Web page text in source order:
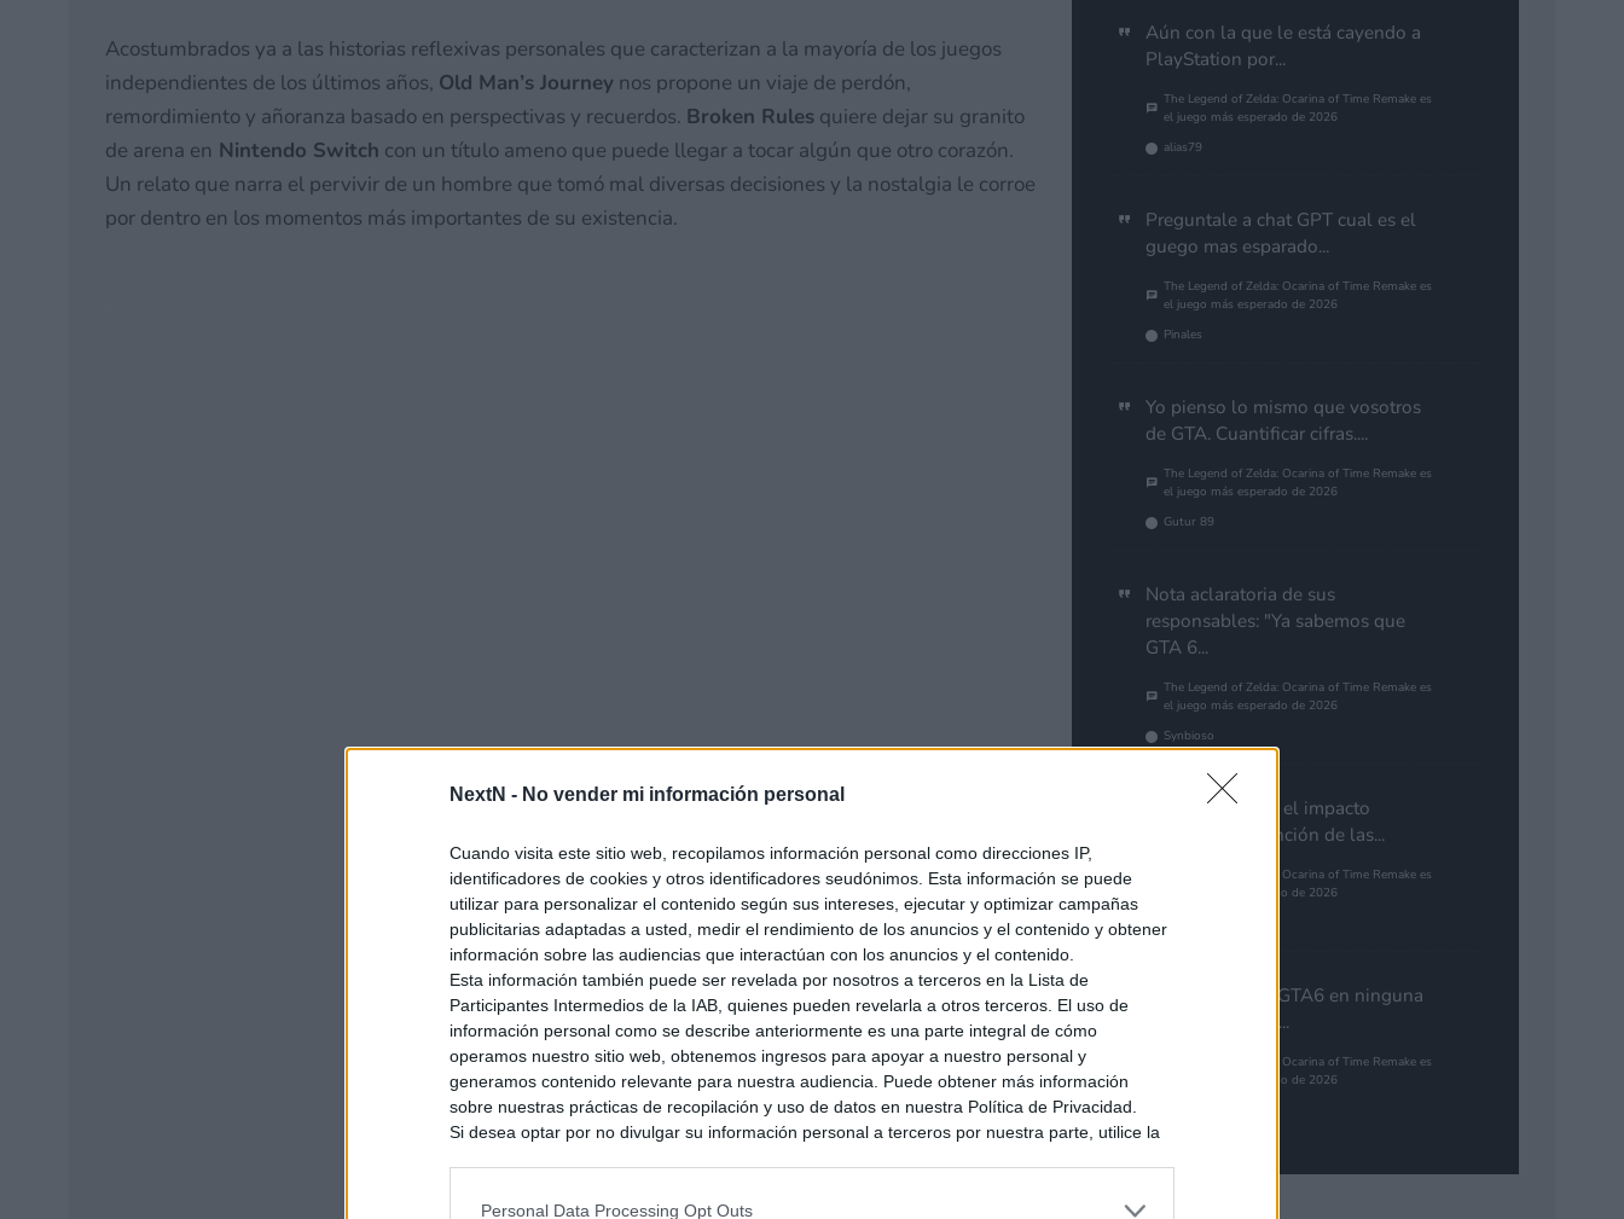
NextN - No vender mi información personal
Cuando visita este sitio web, recopilamos información personal como direcciones IP,
identificadores de cookies y otros identificadores seudónimos. Esta información se puede
utilizar para personalizar el contenido según sus intereses, ejecutar y optimizar campañas
publicitarias adaptadas a usted, medir el rendimiento de los anuncios y el contenido y obtener
información sobre las audiencias que interactúan con los anuncios y el contenido.
Esta información también puede ser revelada por nosotros a terceros en la Lista de
Participantes Intermedios de la IAB, quienes pueden revelarla a otros terceros. El uso de
información personal como se describe anteriormente es una parte integral de cómo
operamos nuestro sitio web, obtenemos ingresos para apoyar a nuestro personal y
generamos contenido relevante para nuestra audiencia. Puede obtener más información
sobre nuestras prácticas de recopilación y uso de datos en nuestra Política de Privacidad.
Si desea optar por no divulgar su información personal a terceros por nuestra parte, utilice la
intereses basados en la información personal utilizada por nosotros o en información personal
Personal Data Processing Opt Outs
Acostumbrados ya a las historias reflexivas personales que caracterizan a la mayoría de los juegos
independientes de los últimos años, Old Man’s Journey nos propone un viaje de perdón,
remordimiento y añoranza basado en perspectivas y recuerdos. Broken Rules quiere dejar su granito
de arena en Nintendo Switch con un título ameno que puede llegar a tocar algún que otro corazón.
Un relato que narra el pervivir de un hombre que tomó mal diversas decisiones y la nostalgia le corroe
por dentro en los momentos más importantes de su existencia.
Aún con la que le está cayendo a
PlayStation por...
The Legend of Zelda: Ocarina of Time Remake es
el juego más esperado de 2026
alias79
Preguntale a chat GPT cual es el
guego mas esparado...
The Legend of Zelda: Ocarina of Time Remake es
el juego más esperado de 2026
Pinales
Yo pienso lo mismo que vosotros
de GTA. Cuantificar cifras....
The Legend of Zelda: Ocarina of Time Remake es
el juego más esperado de 2026
Gutur 89
Nota aclaratoria de sus
responsables: "Ya sabemos que
GTA 6...
The Legend of Zelda: Ocarina of Time Remake es
el juego más esperado de 2026
Synbioso
Estas listas fijan el impacto
mediático en función de las...
The Legend of Zelda: Ocarina of Time Remake es
el juego más esperado de 2026
Synbioso
Y no aparece el GTA6 en ninguna
lista? Me parece...
The Legend of Zelda: Ocarina of Time Remake es
el juego más esperado de 2026